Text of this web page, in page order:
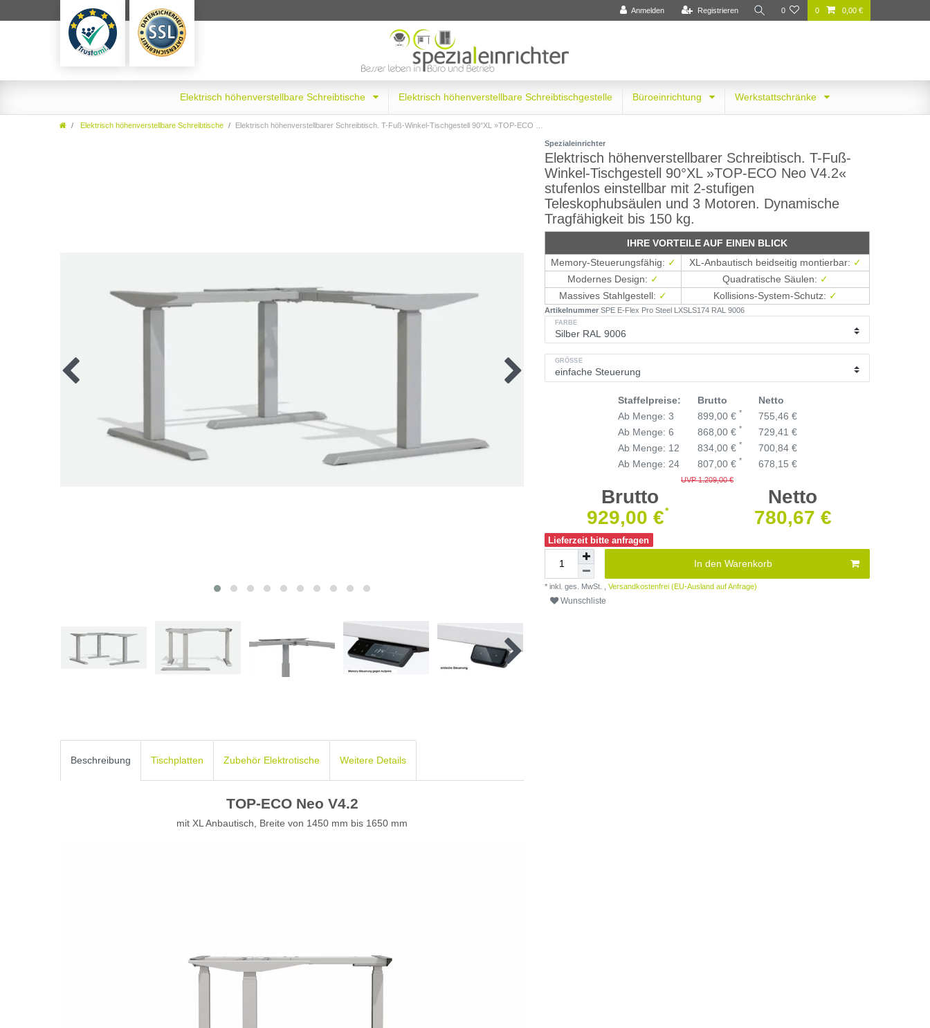
Anmelden Registrieren 0 0 0,00 €
Elektrisch höhenverstellbare Schreibtische Elektrisch höhenverstellbare Schreibtischgestelle Büroeinrichtung Werkstattschränke
Elektrisch höhenverstellbare Schreibtische Elektrisch höhenverstellbarer Schreibtisch. T-Fuß-Winkel-Tischgestell 90°XL »TOP-ECO Neo V4.2« stufenlos einstellbar mit 2-stufigen Teleskophubsäulen und 3 Motoren. Dynamische Tragfähigkeit bis 150 kg.
Spezialeinrichter
Elektrisch höhenverstellbarer Schreibtisch. T-Fuß-
Winkel-Tischgestell 90°XL »TOP-ECO Neo V4.2«
stufenlos einstellbar mit 2-stufigen
Teleskophubsäulen und 3 Motoren. Dynamische
Tragfähigkeit bis 150 kg.
IHRE VORTEILE AUF EINEN BLICK
Memory-Steuerungs­fähig: ✓ XL-Anbau­tisch beid­seitig montier­bar: ✓
Modernes Design: ✓ Quadra­tische Säulen: ✓
Massives Stahl­gestell: ✓ Kollisions-System-Schutz: ✓
Artikelnummer SPE E-Flex Pro Steel LXSLS174 RAL 9006
FARBE
GRÖSSE
Staffelpreise: Brutto
Netto
Ab Menge: 3
899,00 € *
755,46 €
Ab Menge: 6
868,00 € *
729,41 €
Ab Menge: 12
834,00 € *
700,84 €
Ab Menge: 24
807,00 € * 678,15 €
UVP 1.209,00 €
Brutto
Netto
929,00 €
* 780,67 €
Lieferzeit bitte anfragen
In den Warenkorb
* inkl. ges. MwSt. , Versandkostenfrei (EU-Ausland auf Anfrage)
Wunschliste
Beschreibung Tischplatten Zubehör Elektrotische Weitere Details
TOP-ECO Neo V4.2
mit XL Anbautisch, Breite von 1450 mm bis 1650 mm